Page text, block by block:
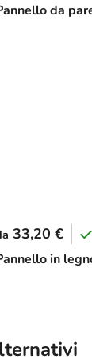
da
in
33,20 €